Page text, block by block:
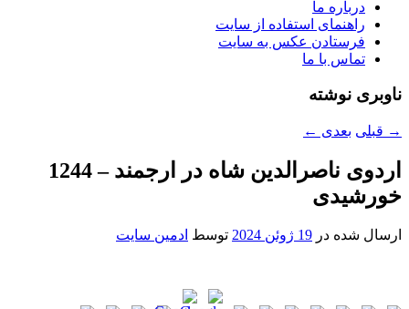
درباره ما
راهنمای استفاده از سایت
فرستادن عکس به سایت
تماس با ما
ناوبری نوشته
→ قبلی بعدی ←
اردوی ناصرالدین شاه در ارجمند – 1244
خورشیدی
ارسال شده در 19 ژوئن 2024 توسط ادمین سایت